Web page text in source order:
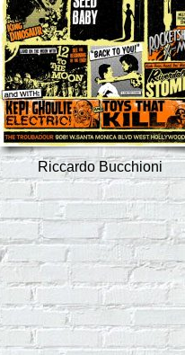
Riccardo Bucchioni